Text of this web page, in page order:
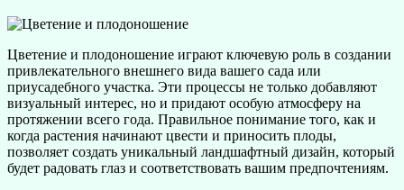
Цветение и плодоношение играют ключевую роль в создании
привлекательного внешнего вида вашего сада или
приусадебного участка. Эти процессы не только добавляют
визуальный интерес, но и придают особую атмосферу на
протяжении всего года. Правильное понимание того, как и
когда растения начинают цвести и приносить плоды,
позволяет создать уникальный ландшафтный дизайн, который
будет радовать глаз и соответствовать вашим предпочтениям.